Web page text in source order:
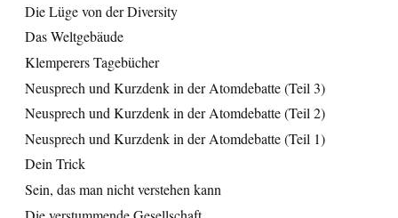
Die Lüge von der Diversity
Das Weltgebäude
Klemperers Tagebücher
Neusprech und Kurzdenk in der Atomdebatte (Teil 3)
Neusprech und Kurzdenk in der Atomdebatte (Teil 2)
Neusprech und Kurzdenk in der Atomdebatte (Teil 1)
Dein Trick
Sein, das man nicht verstehen kann